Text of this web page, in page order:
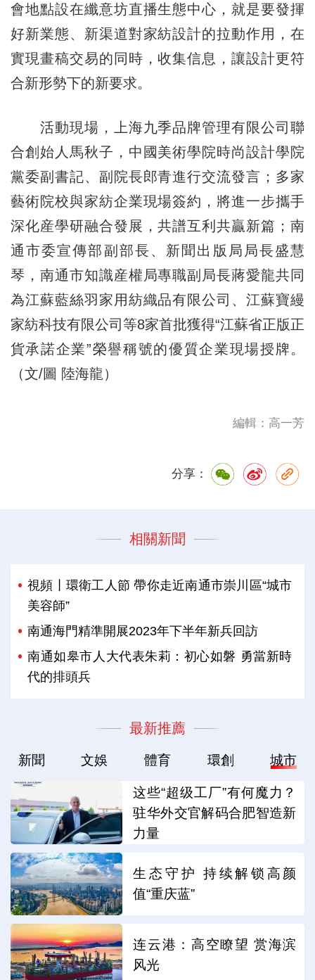
會地點設在纖意坊直播生態中心，就是要發揮
好新業態、新渠道對家紡設計的拉動作用，在
實現畫稿交易的同時，收集信息，讓設計更符
合新形勢下的新要求。
活動現場，上海九季品牌管理有限公司聯
合創始人馬秋子，中國美術學院時尚設計學院
黨委副書記、副院長郎青進行交流發言；多家
藝術院校與家紡企業現場簽約，將進一步攜手
深化産學研融合發展，共譜互利共贏新篇；南
通市委宣傳部副部長、新聞出版局局長盛慧
琴，南通市知識産權局專職副局長蔣愛龍共同
為江蘇藍絲羽家用紡織品有限公司、江蘇寶縵
家紡科技有限公司等8家首批獲得“江蘇省正版正
貨承諾企業”榮譽稱號的優質企業現場授牌。
（文/圖 陸海龍）
編輯：高一芳
分享：
相關新聞
視頻丨環衛工人節 帶你走近南通市崇川區“城市
美容師”
南通海門精準開展2023年下半年新兵回訪
南通如皋市人大代表朱莉：初心如磐 勇當新時
代的排頭兵
最新推薦
新聞 文娛 體育 環創 城市
这些“超级工厂”有何魔力？
驻华外交官解码合肥智造新
力量
生态守护 持续解锁高颜
值“重庆蓝”
连云港：高空瞭望 赏海滨
风光